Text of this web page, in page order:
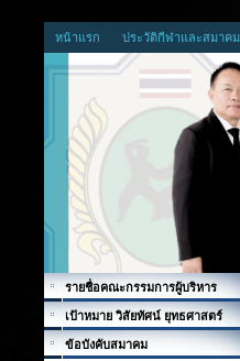
หน้าแรก ประวัติกีฬาและสมาคม
รายชื่อคณะกรรมการผู้บริหาร
เป้าหมาย วิสัยทัศน์ ยุทธศาสตร์
ข้อบังคับสมาคม